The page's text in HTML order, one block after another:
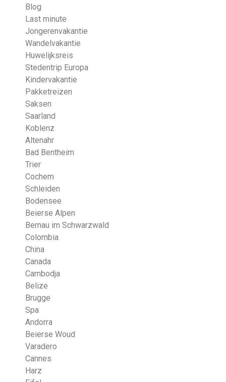
Blog
Last minute
Jongerenvakantie
Wandelvakantie
Huwelijksreis
Stedentrip Europa
Kindervakantie
Pakketreizen
Saksen
Saarland
Koblenz
Altenahr
Bad Bentheim
Trier
Cochem
Schleiden
Bodensee
Beierse Alpen
Bernau im Schwarzwald
Colombia
China
Canada
Cambodja
Belize
Brugge
Spa
Andorra
Beierse Woud
Varadero
Cannes
Harz